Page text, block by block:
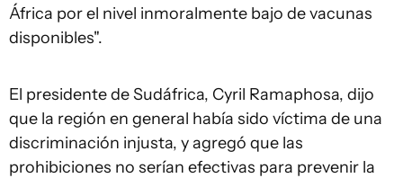
África por el nivel inmoralmente bajo de vacunas
disponibles".
El presidente de Sudáfrica, Cyril Ramaphosa, dijo
que la región en general había sido víctima de una
discriminación injusta, y agregó que las
prohibiciones no serían efectivas para prevenir la